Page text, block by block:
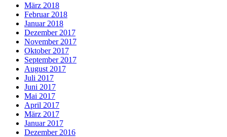
März 2018
Februar 2018
Januar 2018
Dezember 2017
November 2017
Oktober 2017
September 2017
August 2017
Juli 2017
Juni 2017
Mai 2017
April 2017
März 2017
Januar 2017
Dezember 2016